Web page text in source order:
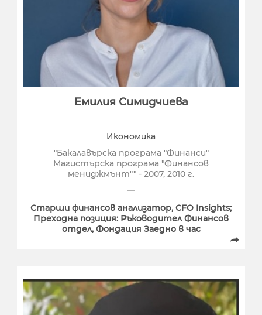

Емилия Симидчиева
Икономика
"Бакалавърска програма "Финанси"
Магистърска програма "Финансов
мениджмънт"" - 2007, 2010 г.
Старши финансов анализатор, CFO Insights;
Преходна позиция: Ръководител Финансoв
отдел, Фондация Заедно в час